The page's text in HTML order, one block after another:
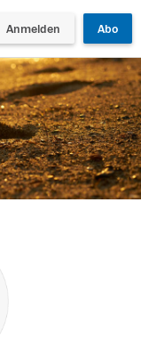
Anmelden Abo